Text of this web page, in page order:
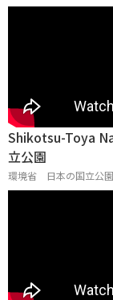
Shikotsu-Toya
立公園
環境省 日本の国立公